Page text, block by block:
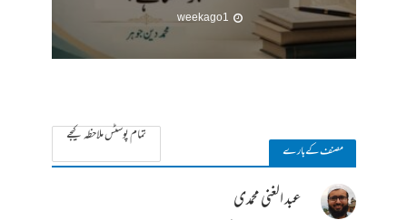
1 week ago
مصنف کے بارے
تمام پوسٹس ملاحظہ کیجے
عبد الغنی محمدی